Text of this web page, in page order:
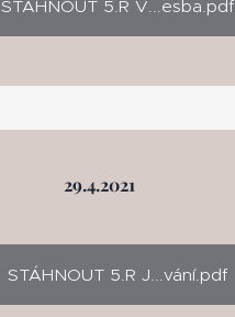
STÁHNOUT 5.R V...esba.pdf
29.4.2021
STÁHNOUT 5.R J...vání.pdf